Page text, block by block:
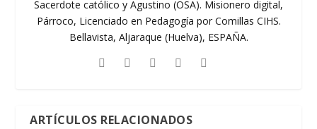
Sacerdote católico y Agustino (OSA). Misionero digital,
Párroco, Licenciado en Pedagogía por Comillas CIHS.
Bellavista, Aljaraque (Huelva), ESPAÑA.
ARTÍCULOS RELACIONADOS